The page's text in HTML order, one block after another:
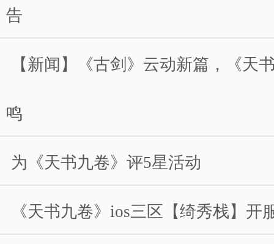
告
【新闻】《古剑》云动新篇，《天
鸣
为《天书九卷》评5星活动
《天书九卷》ios三区【绮秀栈】开